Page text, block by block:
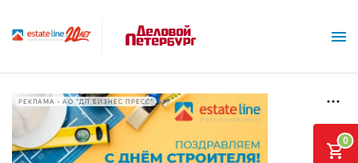
РЕКЛАМА • АО "ДП БИЗНЕС ПРЕСС"
0